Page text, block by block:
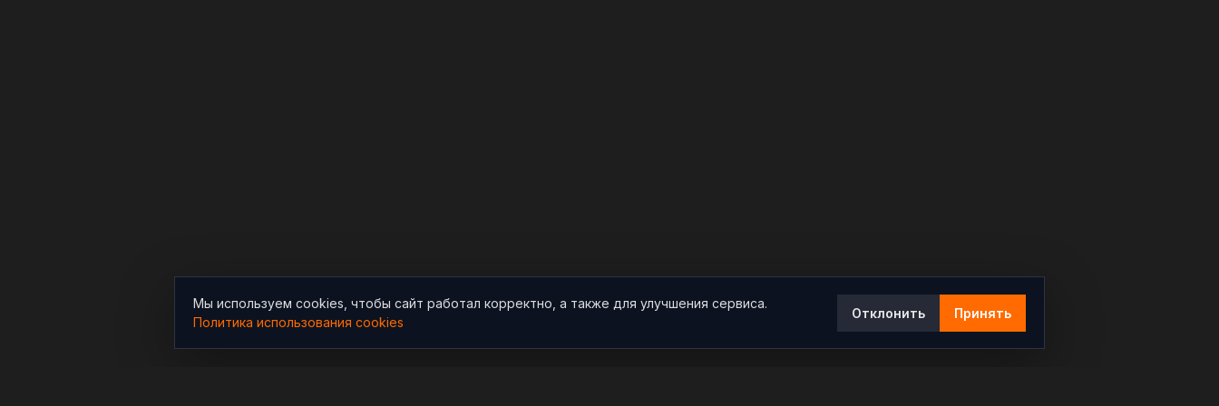
Мы используем cookies, чтобы сайт работал корректно, а также для улучшения сервиса.
Политика использования cookies
Отклонить Принять